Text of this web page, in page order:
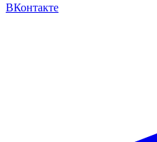
ВКонтакте